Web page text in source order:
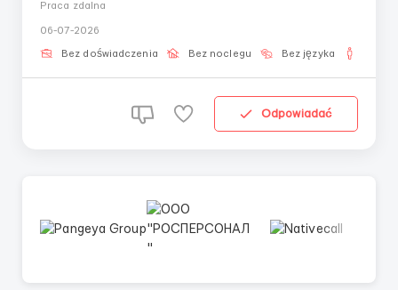
„eksperymentem”, dziś kształtuje gospodarkę
przyszłości.I co najważniejsze — ta sfe...
Praca zdalna
06-07-2026
Bez doświadczenia Bez noclegu Bez języka
Odpowiadać